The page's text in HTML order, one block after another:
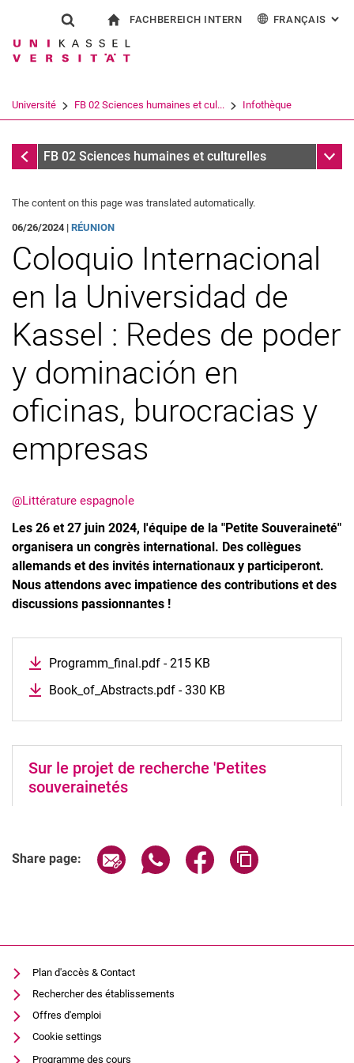
Jump directly to: content
Jump directly to: search
Jump directly to: main
Show search form
Search term
Search (opens an external link in a
FACHBEREICH INTERN FRANÇAIS :
Italiano
Université FB 02 Sciences humaines et cul... Infothèque
Infothèque
FB 02 Sciences humaines et culturelles Sub
The content on this page was translated automatically.
06/26/2024 | RÉUNION
Coloquio Internacional
en la Universidad de
Kassel : Redes de poder
y dominación en
oficinas, burocracias y
empresas
@Littérature espagnole
Les 26 et 27 juin 2024, l'équipe de la "Petite Souveraineté"
organisera un congrès international. Des collègues
allemands et des invités internationaux y participeront.
Nous attendons avec impatience des contributions et des
discussions passionnantes !
Programm_final.pdf - 215 KB
Book_of_Abstracts.pdf - 330 KB
Sur le projet de recherche 'Petites
souverainetés
Share page: Share page via email
Share page via WhatsApp
Share page via
Plan d'accès & Contact
Rechercher des établissements
Offres d'emploi
Cookie settings
Programme des cours